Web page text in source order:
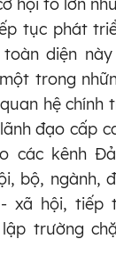
hội to lớn
tục phát
diện
trong
hệ chính
đạo cấp
các kênh
bộ, ngành,
xã hội, tiếp
trường